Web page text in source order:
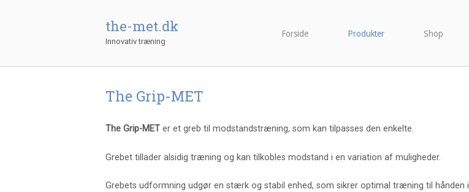
the-met.dk
Innovativ træning
Forside Produkter Shop
The Grip-MET
The Grip-MET er et greb til modstandstræning, som kan tilpasses den enkelte.
Grebet tillader alsidig træning og kan tilkobles modstand i en variation af muligheder.
Grebets udformning udgør en stærk og stabil enhed, som sikrer optimal træning til hånden i